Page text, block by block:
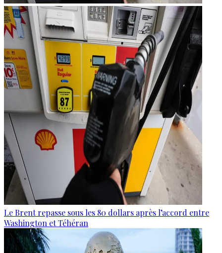
Le Brent repasse sous les 80 dollars après l’accord entre
Washington et Téhéran